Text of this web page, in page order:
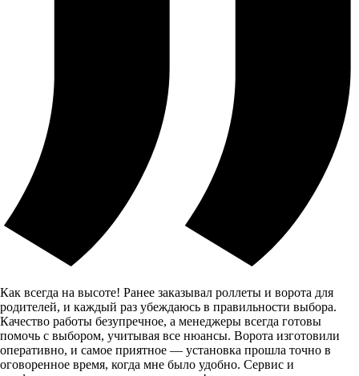
Как всегда на высоте! Ранее заказывал роллеты и ворота для
родителей, и каждый раз убеждаюсь в правильности выбора.
Качество работы безупречное, а менеджеры всегда готовы
помочь с выбором, учитывая все нюансы. Ворота изготовили
оперативно, и самое приятное — установка прошла точно в
оговоренное время, когда мне было удобно. Сервис и